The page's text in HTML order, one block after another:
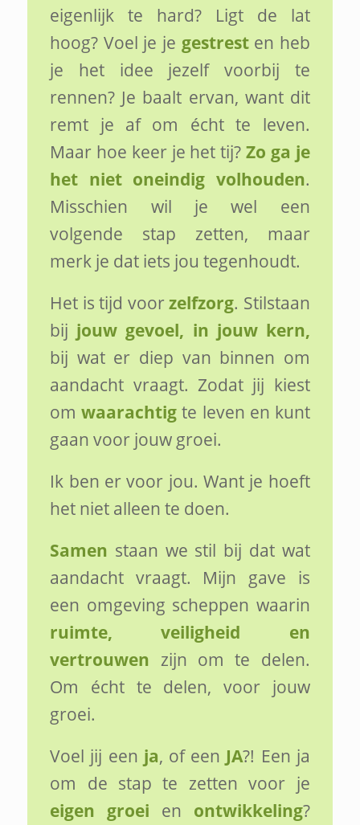
eigenlijk te hard? Ligt de lat
hoog? Voel je je gestresten heb
je het idee jezelf voorbij te
rennen? Je baalt ervan, want dit
remt je af om écht te leven.
Maar hoe keer je het tij?Zo ga je
het niet oneindig volhouden.
Misschien wil je wel een
volgende stap zetten, maar
merk je dat iets jou tegenhoudt.
Het is tijd voorzelfzorg. Stilstaan
bij jouw gevoel, in jouw kern,
bij wat er diep van binnen om
aandacht vraagt. Zodat jij kiest
omwaarachtig te leven en kunt
gaan voor jouw groei.
Ik ben er voor jou. Want je hoeft
het niet alleen te doen.
Samen staan we stil bij dat wat
aandacht vraagt. Mijn gave is
een omgeving scheppen waarin
ruimte, veiligheid en
vertrouwen zijn om te delen.
Om écht te delen, voor jouw
groei.
Voel jij een ja, of een JA?! Een ja
om de stap te zetten voor je
eigen groei en ontwikkeling?